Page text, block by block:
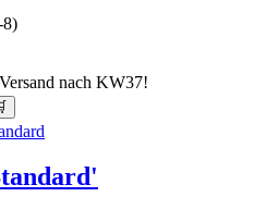
8)
nach KW37!